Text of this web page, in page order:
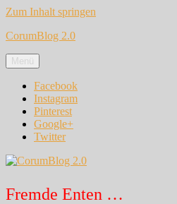
Zum Inhalt springen
CorumBlog 2.0
Menü
Facebook
Instagram
Pinterest
Google+
Twitter
Fremde Enten …